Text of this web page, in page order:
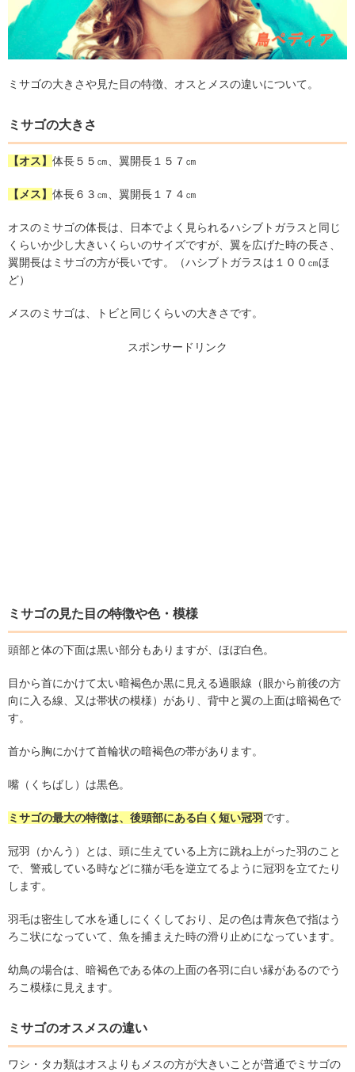
ミサゴの大きさや見た目の特徴、オスとメスの違いについて。
ミサゴの大きさ
【オス】 体長５５ ㎝、翼開長１５７ ㎝
【メス】 体長６３ ㎝、翼開長１７４ ㎝
オスのミサゴの体長は、日本でよく見られるハシブトガラスと同じ
くらいか少し大きいくらいのサイズですが、翼を広げた時の長さ、
翼開長はミサゴの方が長いです。（ハシブトガラスは１００ ㎝ほ
ど）
メスのミサゴは、トビと同じくらいの大きさです。
スポンサードリンク
ミサゴの見た目の特徴や色・模様
頭部と体の下面は黒い部分もありますが、ほぼ白色。
目から首にかけて太い暗褐色か黒に見える過眼線（眼から前後の方
向に入る線、又は帯状の模様）があり、背中と翼の上面は暗褐色で
す。
首から胸にかけて首輪状の暗褐色の帯があります。
嘴（くちばし）は黒色。
ミサゴの最大の特徴は、後頭部にある白く短い冠羽です。
冠羽（かんう）とは、頭に生えている上方に跳ね上がった羽のこと
で、警戒している時などに猫が毛を逆立てるように冠羽を立てたり
します。
羽毛は密生して水を通しにくくしており、足の色は青灰色で指はう
ろこ状になっていて、魚を捕まえた時の滑り止めになっています。
幼鳥の場合は、暗褐色である体の上面の各羽に白い縁があるのでう
ろこ模様に見えます。
ミサゴのオスメスの違い
ワシ・タカ類はオスよりもメスの方が大きいことが普通でミサゴの